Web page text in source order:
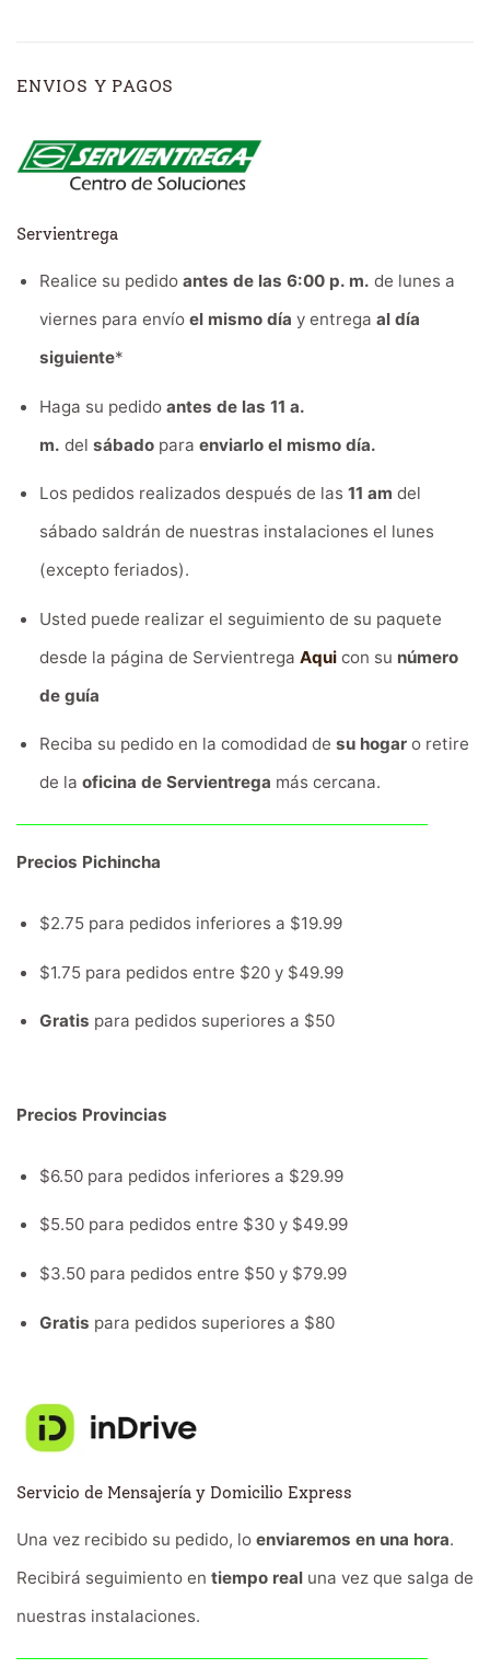
ENVIOS Y PAGOS
Servientrega
Realice su pedido antes de las 6:00 p. m. de lunes a
viernes para envío el mismo día y entrega al día
siguiente*
Haga su pedido antes de las 11 a.
m. del sábadopara enviarlo el mismo día.
Los pedidos realizados después de las 11 am del
sábado saldrán de nuestras instalaciones el lunes
(excepto feriados).
Usted puede realizar el seguimiento de su paquete
desde la página de Servientrega Aquicon su número
de guía
Reciba su pedido en la comodidad de su hogaro retire
de la oficina de Servientrega más cercana.
Precios Pichincha
$2.75 para pedidos inferiores a $19.99
$1.75 para pedidos entre $20 y $49.99
Gratis para pedidos superiores a $50
Precios Provincias
$6.50 para pedidos inferiores a $29.99
$5.50 para pedidos entre $30 y $49.99
$3.50 para pedidos entre $50 y $79.99
Gratis para pedidos superiores a $80
Servicio de Mensajería y Domicilio Express
Una vez recibido su pedido, lo enviaremos en una hora.
Recibirá seguimiento en tiempo real una vez que salga de
nuestras instalaciones.